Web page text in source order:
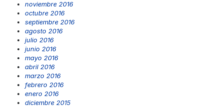
noviembre 2016
octubre 2016
septiembre 2016
agosto 2016
julio 2016
junio 2016
mayo 2016
abril 2016
marzo 2016
febrero 2016
enero 2016
diciembre 2015